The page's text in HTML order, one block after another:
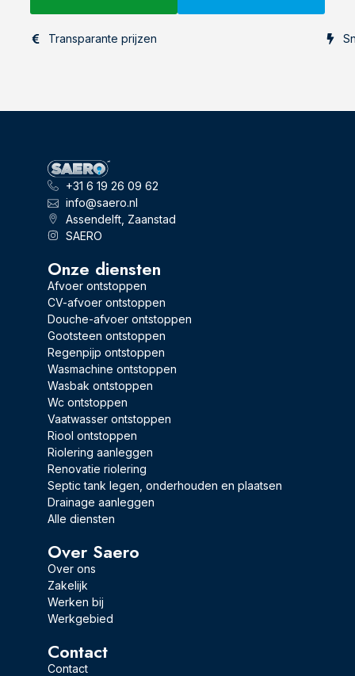
Transparante prijzen
+31 6 19 26 09 62
info@saero.nl
Assendelft, Zaanstad
SAERO
Onze diensten
Afvoer ontstoppen
CV-afvoer ontstoppen
Douche-afvoer ontstoppen
Gootsteen ontstoppen
Regenpijp ontstoppen
Wasmachine ontstoppen
Wasbak ontstoppen
Wc ontstoppen
Vaatwasser ontstoppen
Riool ontstoppen
Riolering aanleggen
Renovatie riolering
Septic tank legen, onderhouden en plaatsen
Drainage aanleggen
Alle diensten
Over Saero
Over ons
Zakelijk
Werken bij
Werkgebied
Contact
Contact